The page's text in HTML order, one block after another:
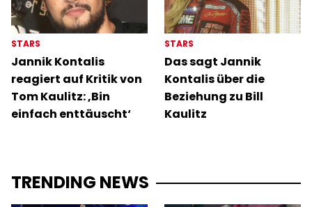
STARS
Jannik Kontalis
reagiert auf Kritik von
Tom Kaulitz: ‚Bin
einfach enttäuscht‘
STARS
Das sagt Jannik
Kontalis über die
Beziehung zu Bill
Kaulitz
TRENDING NEWS